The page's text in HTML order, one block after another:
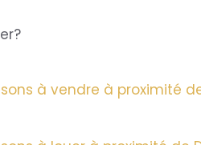
à vendre à proximité